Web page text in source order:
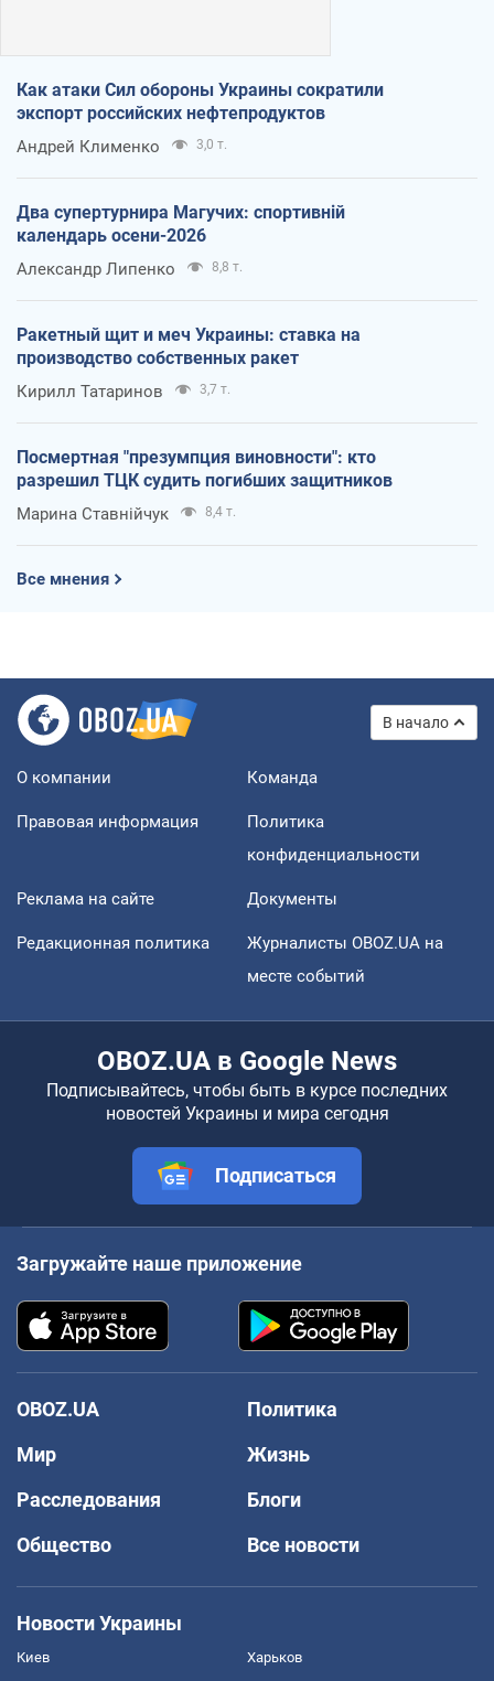
Как атаки Сил обороны Украины сократили
экспорт российских нефтепродуктов
Андрей Клименко 3,0 т.
Два супертурнира Магучих: спортивній
календарь осени-2026
Александр Липенко 8,8 т.
Ракетный щит и меч Украины: ставка на
производство собственных ракет
Кирилл Татаринов 3,7 т.
Посмертная "презумпция виновности": кто
разрешил ТЦК судить погибших защитников
Марина Ставнійчук 8,4 т.
Все мнения
В начало
О компании Команда
Правовая информация
Политика
конфиденциальности
Реклама на сайте Документы
Редакционная политика
Журналисты OBOZ.UA на
месте событий
OBOZ.UA в Google News
Подписывайтесь, чтобы быть в курсе последних
новостей Украины и мира сегодня
Подписаться
Загружайте наше приложение
OBOZ.UA
Политика
Мир
Жизнь
Расследования
Блоги
Общество
Все новости
Новости Украины
Киев Харьков